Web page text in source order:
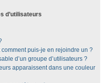
d’utilisateurs
puis-je en rejoindre un ?
d’un groupe d’utilisateurs ?
apparaissent dans une couleur